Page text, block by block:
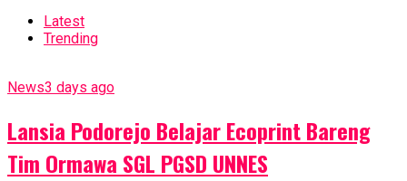
Latest
Trending
News3 days ago
Lansia Podorejo Belajar Ecoprint Bareng
Tim Ormawa SGL PGSD UNNES